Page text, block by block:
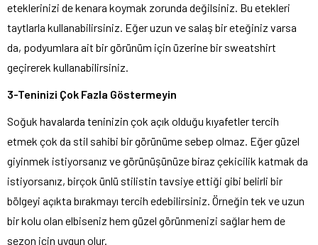
eteklerinizi de kenara koymak zorunda değilsiniz. Bu etekleri
taytlarla kullanabilirsiniz. Eğer uzun ve salaş bir eteğiniz varsa
da, podyumlara ait bir görünüm için üzerine bir sweatshirt
geçirerek kullanabilirsiniz.
3-Teninizi Çok Fazla Göstermeyin
Soğuk havalarda teninizin çok açık olduğu kıyafetler tercih
etmek çok da stil sahibi bir görünüme sebep olmaz. Eğer güzel
giyinmek istiyorsanız ve görünüşünüze biraz çekicilik katmak da
istiyorsanız, birçok ünlü stilistin tavsiye ettiği gibi belirli bir
bölgeyi açıkta bırakmayı tercih edebilirsiniz. Örneğin tek ve uzun
bir kolu olan elbiseniz hem güzel görünmenizi sağlar hem de
sezon için uygun olur.